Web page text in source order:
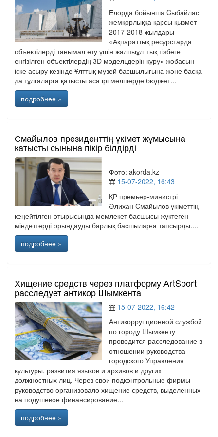
Елорда бойынша Cыбайлас
жемқорлыққа қарсы қызмет
2017-2018 жылдары
«Ақпараттық ресурстарда
объектілерді танымал ету үшін жалпыұлттық тізбеге
енгізілген объектілердің 3D модельдерін құру» жобасын
іске асыру кезінде Ұлттық музей басшылығына және басқа
да тұлғаларға қатысты аса ірі мөлшерде бюджет...
подробнее »
Смайылов президенттің үкімет жұмысына
қатысты сынына пікір білдірді
Фото: akorda.kz
15-07-2022, 16:43
ҚР премьер-министрі
Әлихан Смайылов үкіметтің
кеңейтілген отырысында мемлекет басшысы жүктеген
міндеттерді орындауды барлық басшыларға тапсырды....
подробнее »
Хищение средств через платформу АrtSport
расследует антикор Шымкента
15-07-2022, 16:42
Антикоррупционной службой
по городу Шымкенту
проводится расследование в
отношении руководства
городского Управления
культуры, развития языков и архивов и других
должностных лиц. Через свои подконтрольные фирмы
руководство организовало хищение средств, выделенных
на подушевое финансирование...
подробнее »